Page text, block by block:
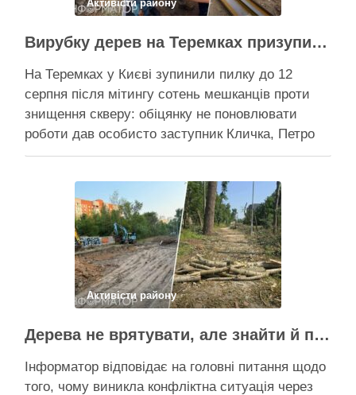
Активісти району
Вирубку дерев на Теремках призупинили після приїзду заступника Кличка – почався діалог
На Теремках у Києві зупинили пилку до 12
серпня після мітингу сотень мешканців проти
знищення скверу: обіцянку не поновлювати
роботи дав особисто заступник Кличка, Петро
Пантелеєв, що прибув налагодити комунікацію
чи вдасться зберегти ту частину озеленення,
що лишилася, – поки невідомо На Теремках у …
Поділитися у соцмережах:
Активісти району
Дерева не врятувати, але знайти й покарати винних треба – головні питання і висновки з конфлікту на Теремках
Інформатор відповідає на головні питання щодо
того, чому виникла конфліктна ситуація через